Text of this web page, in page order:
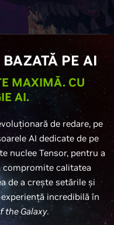
PE AI
MAXIMĂ. CU
AI.
de redare, pe
AI dedicate de pe
nuclee Tensor, pentru a
compromite calitatea
de a crește setările și
incredibilă în
the Galaxy.